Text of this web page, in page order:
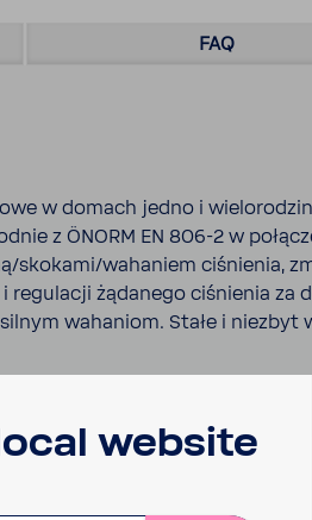
FAQ
w domach jedno i
z ÖNORM EN 806-2 w
skokami/waha­niem ciśnienia,
żąda­nego ciśnienia za
waha­niom. Stałe i
website